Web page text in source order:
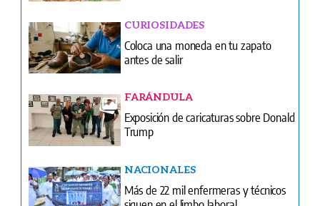
FARÁNDULA
Exposición de caricaturas sobre Donald
Trump
NACIONALES
Más de 22 mil enfermeras y técnicos
siguen en el limbo laboral